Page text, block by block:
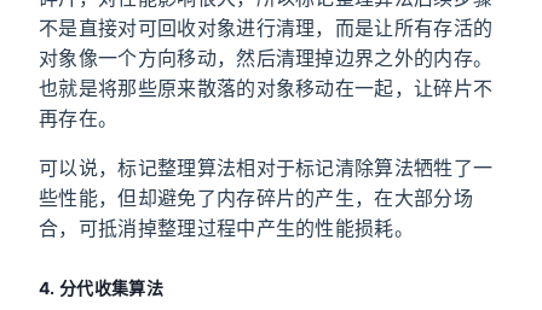
不是直接对可回收对象进行清理，而是让所有存活的
对象像一个方向移动，然后清理掉边界之外的内存。
也就是将那些原来散落的对象移动在一起，让碎片不
再存在。
可以说，标记整理算法相对于标记清除算法牺牲了一
些性能，但却避免了内存碎片的产生，在大部分场
合，可抵消掉整理过程中产生的性能损耗。
4. 分代收集算法